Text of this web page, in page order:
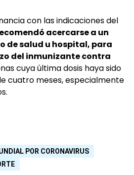
con las indicaciones del
acercarse a un
de salud u hospital, para
del inmunizante contra
cuya última dosis haya sido
cuatro meses, especialmente
POR CORONAVIRUS